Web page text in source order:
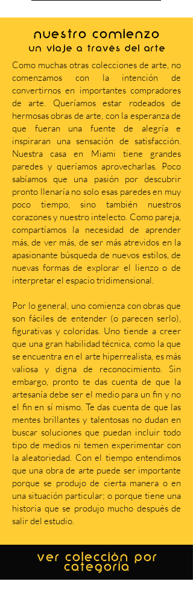
NUESTRO COMIENZO
Un viaje a través del arte
Como muchas otras colecciones de arte, no
comenzamos con la intención de
convertirnos en importantes compradores
de arte. Queríamos estar rodeados de
hermosas obras de arte, con la esperanza de
que fueran una fuente de alegría e
inspiraran una sensación de satisfacción.
Nuestra casa en Miami tiene grandes
paredes y queríamos aprovecharlas. Poco
sabíamos que una pasión por descubrir
pronto llenaría no solo esas paredes en muy
poco tiempo, sino también nuestros
corazones y nuestro intelecto. Como pareja,
compartíamos la necesidad de aprender
más, de ver más, de ser más atrevidos en la
apasionante búsqueda de nuevos estilos, de
nuevas formas de explorar el lienzo o de
interpretar el espacio tridimensional.
Por lo general, uno comienza con obras que
son fáciles de entender (o parecen serlo),
figurativas y coloridas. Uno tiende a creer
que una gran habilidad técnica, como la que
se encuentra en el arte hiperrealista, es más
valiosa y digna de reconocimiento. Sin
embargo, pronto te das cuenta de que la
artesanía debe ser el medio para un fin y no
el fin en sí mismo. Te das cuenta de que las
mentes brillantes y talentosas no dudan en
buscar soluciones que puedan incluir todo
tipo de medios ni temen experimentar con
la aleatoriedad. Con el tiempo entendimos
que una obra de arte puede ser importante
porque se produjo de cierta manera o en
una situación particular; o porque tiene una
historia que se produjo mucho después de
salir del estudio.
ver colección por
categoría